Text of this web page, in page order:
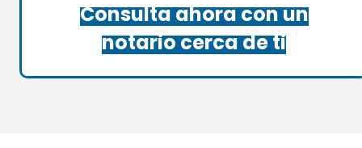
Consulta ahora con un
notario cerca de ti